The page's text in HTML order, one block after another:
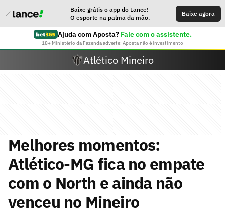
Baixe grátis o app do Lance!
O esporte na palma da mão.
Baixe agora
Ajuda com Aposta? Fale com o assistente.
18+ Ministério da Fazenda adverte: Aposta não é investimento
Atlético Mineiro
Melhores momentos:
Atlético-MG fica no empate
com o North e ainda não
venceu no Mineiro